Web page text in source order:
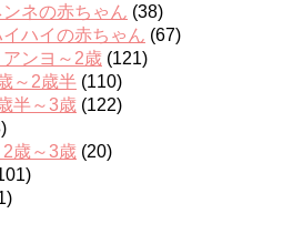
ネの赤ちゃん (38)
ハイの赤ちゃん (67)
ンヨ～2歳 (121)
～2歳半 (110)
半～3歳 (122)
2歳～3歳 (20)